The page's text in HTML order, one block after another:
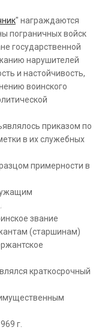
" награждаются
пограничных войск
государственной
нарушителей
и настойчивость,
воинского
приказом по
в их служебных
примерности в
звание
(старшинам)
краткосрочный
г.